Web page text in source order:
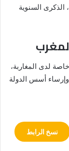
السنوية
لدى المغاربة،
أسس الدولة
نسخ الرابط